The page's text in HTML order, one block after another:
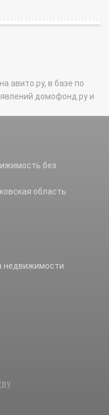
авито.ру, в базе по
домофонд.ру и
без
область